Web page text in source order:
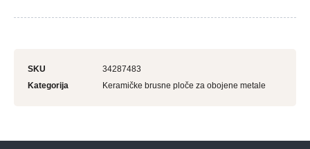
SKU
34287483
Kategorija
Keramičke brusne ploče za obojene metale